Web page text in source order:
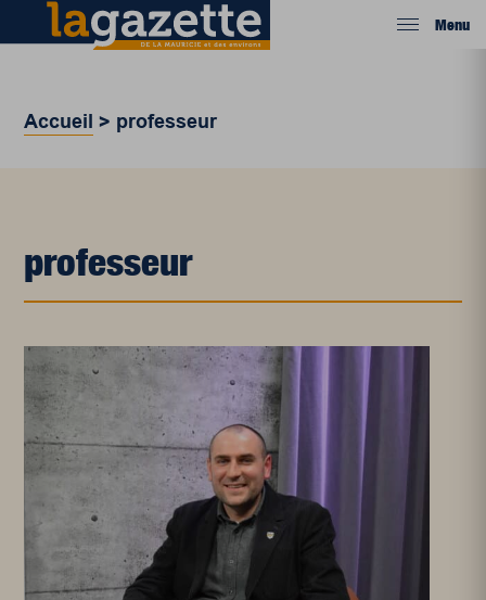
Menu
Accueil > professeur
professeur